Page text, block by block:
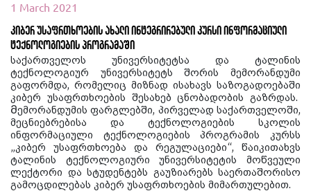
1 March 2021
კიბერ უსაფრთხოების ახალი ინტეგრირებული კურსი ინფორმაციული
ტექნოლოგიების პროგრამაში
საქართველოს უნივერსიტეტსა და ტალინის
ტექნოლოგიურ უნივერსიტეტს შორის მემორანდუმი
გაფორმდა, რომელიც მიზნად ისახავს საზოგადოებაში
კიბერ უსაფრთხოების შესახებ ცნობადობის გაზრდას.
Მემორანდუმის ფარგლებში, პირველად საქართველოში,
მეცნიებრებისა და ტექნოლოგიების სკოლის
ინფორმაციული ტექნოლოგიების პროგრამის კურსს
„კიბერ უსაფრთხოება და რეგულაციები“, წაიკითახვს
ტალინის ტექნოლოგიური უნივერსიტეტის მოწვეული
ლექტორი და სტუდენტებს გაუზიარებს საერთაშორისო
გამოცდილებას კიბერ უსაფრთხოების მიმართულებით.